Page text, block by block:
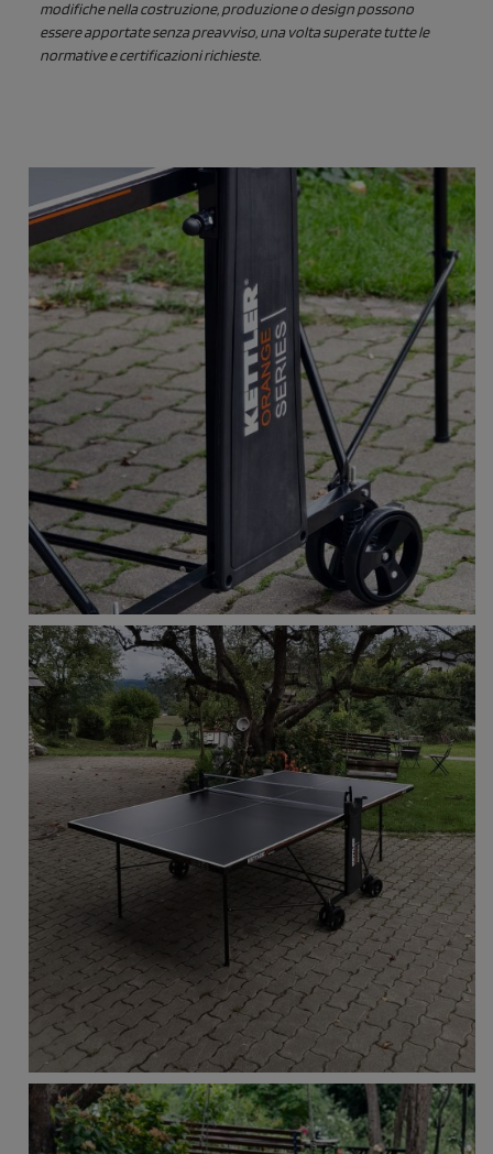
modifiche nella costruzione, produzione o design possono
essere apportate senza preavviso, una volta superate tutte le
normative e certificazioni richieste.